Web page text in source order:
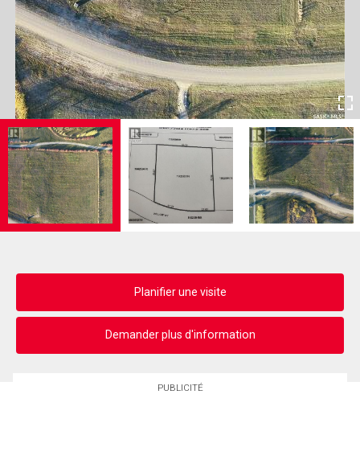
Planifier une visite
Demander plus d'information
PUBLICITÉ